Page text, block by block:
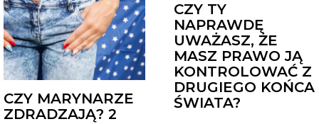
CZY MARYNARZE
ZDRADZAJĄ? 2
CZY TY
NAPRAWDĘ
UWAŻASZ, ŻE
MASZ PRAWO JĄ
KONTROLOWAĆ Z
DRUGIEGO KOŃCA
ŚWIATA?